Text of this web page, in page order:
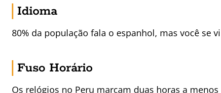
Idioma
80% da população fala o espanhol, mas você se
Fuso Horário
Os relógios no Peru marcam duas horas a